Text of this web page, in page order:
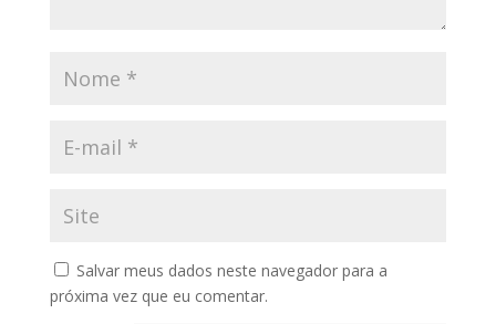
Salvar meus dados neste navegador para a
próxima vez que eu comentar.